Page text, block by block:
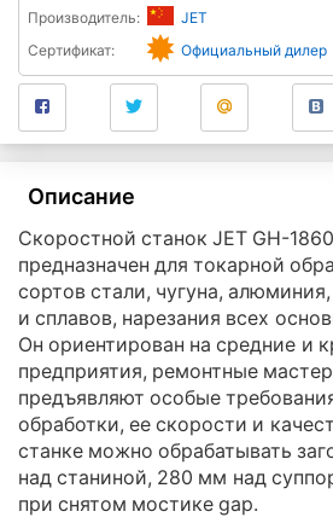
Производитель:
JET
Сертификат:
Официальный дилер
Описание
Скоростной станок JET GH-1860
предназначен для токарной
сортов стали, чугуна,
и сплавов, нарезания всех
Он ориентирован на средние и
предприятия, ремонтные
предъявляют особые
обработки, ее скорости и
станке можно обрабатывать
над станиной, 280 мм над
при снятом мостике gap.